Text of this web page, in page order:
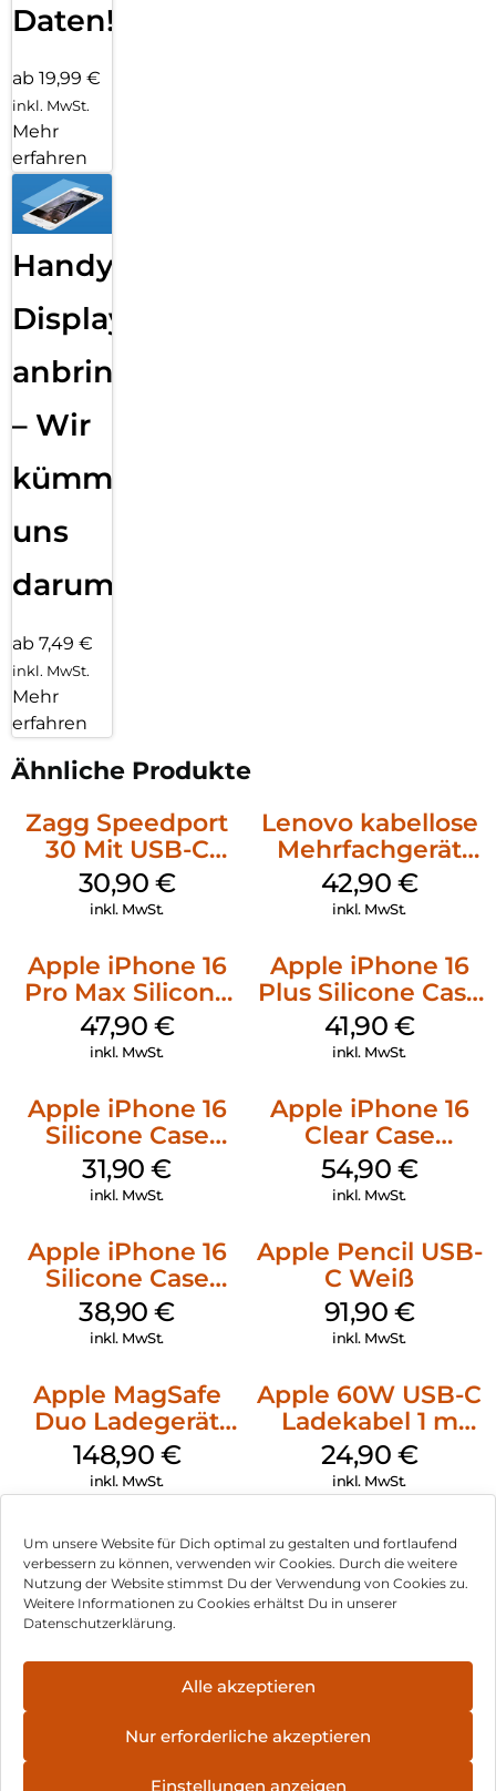
Um unsere Website für Dich optimal zu gestalten und fortlaufend
verbessern zu können, verwenden wir Cookies. Durch die weitere
Nutzung der Website stimmst Du der Verwendung von Cookies zu.
Weitere Informationen zu Cookies erhältst Du in unserer
Datenschutzerklärung.
Alle akzeptieren
Nur erforderliche akzeptieren
Einstellungen anzeigen
Daten!
ab 19,99 €
inkl. MwSt.
Mehr
erfahren
Handy
Displayfolie
anbringen
– Wir
kümmern
uns
darum!
ab 7,49 €
inkl. MwSt.
Mehr
erfahren
Ähnliche Produkte
Zagg Speedport
30 Mit USB-C
Kabel Weiß
30,90 €
inkl. MwSt.
Lenovo kabellose
Mehrfachgerät
Luna Grey
42,90 €
inkl. MwSt.
Apple iPhone 16
Pro Max Silicone
Case MagSafe
Black
47,90 €
inkl. MwSt.
Apple iPhone 16
Plus Silicone Case
MagSafe Stone
Gray
41,90 €
inkl. MwSt.
Apple iPhone 16
Silicone Case
MagSafe Fuchsia
31,90€
inkl. MwSt.
Apple iPhone 16
Clear Case
MagSafe
Transparent
54,90 €
inkl. MwSt.
Apple iPhone 16
Silicone Case
MagSafe
Ultramarine
38,90€
inkl. MwSt.
Apple Pencil USB-
C Weiß
91,90 €
inkl. MwSt.
Apple MagSafe
Duo Ladegerät
Weiß
148,90 €
inkl. MwSt.
Apple 60W USB-C
Ladekabel 1 m
Weiß
24,90 €
inkl. MwSt.
Impressum
Hinweis zur Batterieentsorgung